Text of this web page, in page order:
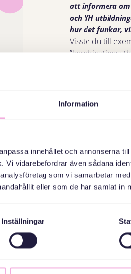
Information
innehållet och annonserna
Vi vidarebefordrar även sådana
som vi samarbetar
eller som de har samlat in
Inställningar
att informera om
och YH
hur det funkar,
Visste du till
dig till ett yrke.
Utbildningen är
från CSN
% får arbete
LÄS HELA VÅR